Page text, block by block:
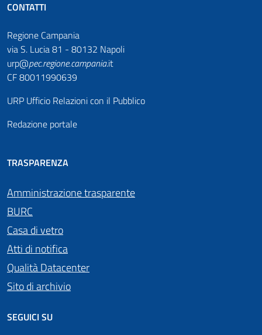
CONTATTI
Regione Campania
via S. Lucia 81 - 80132 Napoli
urp@pec.regione.campania.it
CF 80011990639
URP Ufficio Relazioni con il Pubblico
Redazione portale
TRASPARENZA
Amministrazione trasparente
BURC
Casa di vetro
Atti di notifica
Qualità Datacenter
Sito di archivio
SEGUICI SU